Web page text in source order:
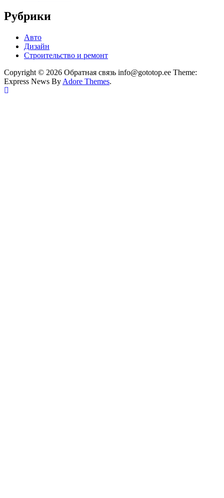
Рубрики
Авто
Дизайн
Строительство и ремонт
Copyright © 2026 Обратная связь info@gototop.ee Theme:
Express News By Adore Themes.